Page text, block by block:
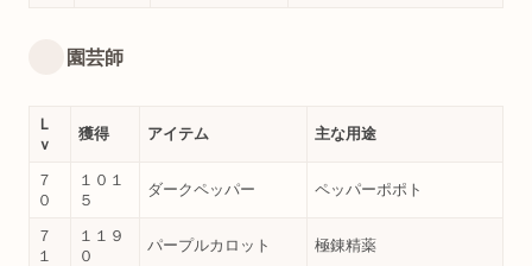
園芸師
Ｌ
ｖ
獲得 アイテム 主な用途
７
０
１０１
５
ダークペッパー ペッパーポポト
７
１
１１９
０
パープルカロット 極錬精薬